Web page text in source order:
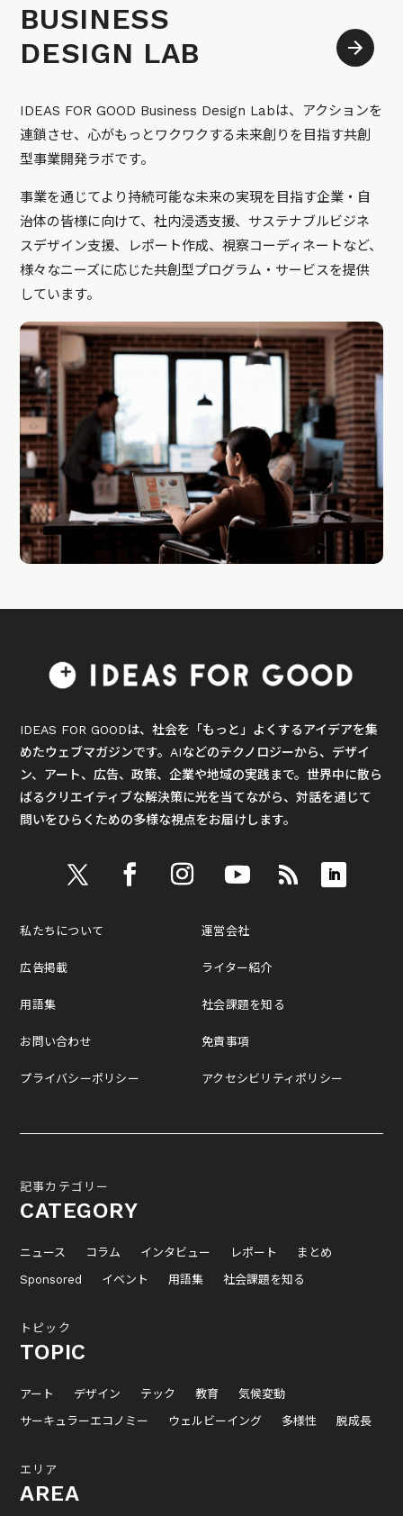
BUSINESS
DESIGN LAB
IDEAS FOR GOOD Business Design Labは、アクションを
連鎖させ、心がもっとワクワクする未来創りを目指す共創
型事業開発ラボです。
事業を通じてより持続可能な未来の実現を目指す企業・自
治体の皆様に向けて、社内浸透支援、サステナブルビジネ
スデザイン支援、レポート作成、視察コーディネートなど、
様々なニーズに応じた共創型プログラム・サービスを提供
しています。
IDEAS FOR GOODは、社会を「もっと」よくするアイデアを集
めたウェブマガジンです。AIなどのテクノロジーから、デザイ
ン、アート、広告、政策、企業や地域の実践まで。世界中に散ら
ばるクリエイティブな解決策に光を当てながら、対話を通じて
問いをひらくための多様な視点をお届けします。
私たちについて
広告掲載
用語集
お問い合わせ
プライバシーポリシー
運営会社
ライター紹介
社会課題を知る
免責事項
アクセシビリティポリシー
記事カテゴリー
CATEGORY
ニュース コラム インタビュー レポート
まとめ
Sponsored
イベント 用語集 社会課題を知る
トピック
TOPIC
アート デザイン テック 教育
気候変動
サーキュラーエコノミー
ウェルビーイング 多様性 脱成長
エリア
AREA